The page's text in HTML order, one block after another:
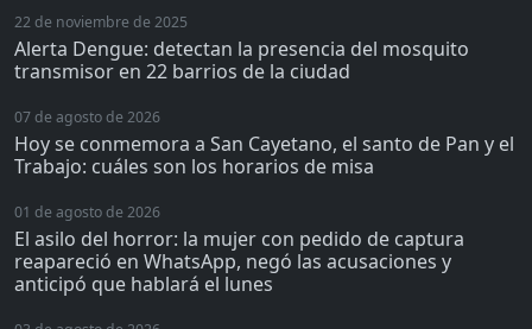
22 de noviembre de 2025
Alerta Dengue: detectan la presencia del mosquito
transmisor en 22 barrios de la ciudad
07 de agosto de 2026
Hoy se conmemora a San Cayetano, el santo de Pan y el
Trabajo: cuáles son los horarios de misa
01 de agosto de 2026
El asilo del horror: la mujer con pedido de captura
reapareció en WhatsApp, negó las acusaciones y
anticipó que hablará el lunes